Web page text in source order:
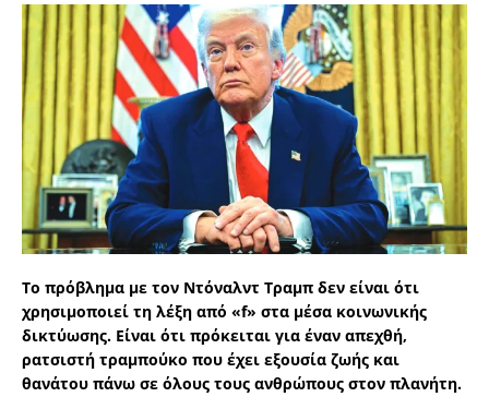
Το πρόβλημα με τον Ντόναλντ Τραμπ δεν είναι ότι
χρησιμοποιεί τη λέξη από «f» στα μέσα κοινωνικής
δικτύωσης. Είναι ότι πρόκειται για έναν απεχθή,
ρατσιστή τραμπούκο που έχει εξουσία ζωής και
θανάτου πάνω σε όλους τους ανθρώπους στον πλανήτη.